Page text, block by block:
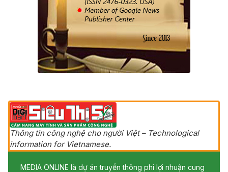
Thông tin công nghệ cho người Việt – Technological
information for Vietnamese.
MEDIA ONLINE là dự án truyền thông phi lợi nhuận cung